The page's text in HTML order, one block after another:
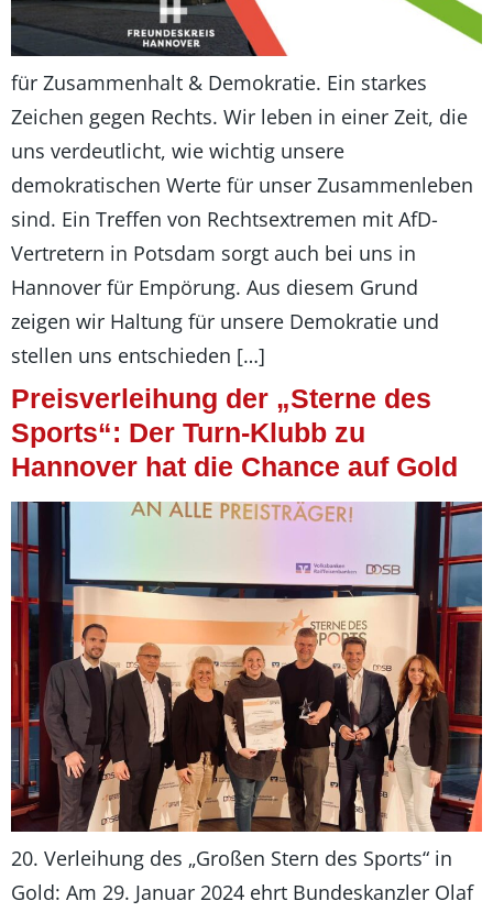
für Zusammenhalt & Demokratie. Ein starkes
Zeichen gegen Rechts. Wir leben in einer Zeit, die
uns verdeutlicht, wie wichtig unsere
demokratischen Werte für unser Zusammenleben
sind. Ein Treffen von Rechtsextremen mit AfD-
Vertretern in Potsdam sorgt auch bei uns in
Hannover für Empörung. Aus diesem Grund
zeigen wir Haltung für unsere Demokratie und
stellen uns entschieden […]
Preisverleihung der „Sterne des
Sports“: Der Turn-Klubb zu
Hannover hat die Chance auf Gold
20. Verleihung des „Großen Stern des Sports“ in
Gold: Am 29. Januar 2024 ehrt Bundeskanzler Olaf